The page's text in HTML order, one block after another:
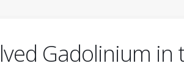
Gadolinium